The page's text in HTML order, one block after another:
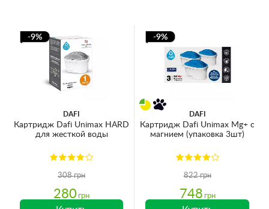
-9%
DAFI
Картридж Dafi Unimax HARD
для жесткой воды
308 грн
280 грн
-9%
DAFI
Картридж Dafi Unimax Mg+ с
магнием (упаковка 3шт)
822 грн
748 грн